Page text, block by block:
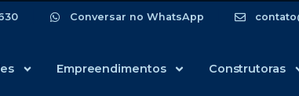
Conversar no WhatsApp
Empreendimentos Construtoras